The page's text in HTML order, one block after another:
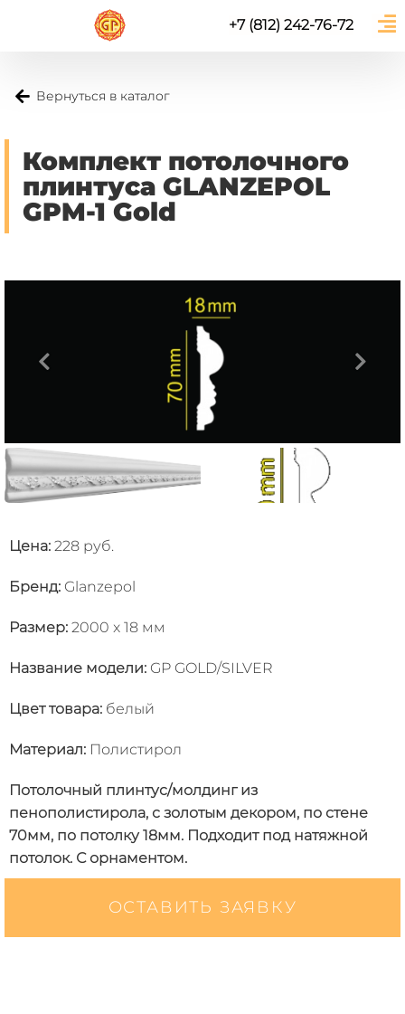
+7 (812) 242-76-72
Вернуться в каталог
Комплект потолочного
плинтуса GLANZEPOL
GPM-1 Gold
Цена: 228 руб.
Бренд: Glanzepol
Размер: 2000 x 18 мм
Название модели: GP GOLD/SILVER
Цвет товара: белый
Материал: Полистирол
Потолочный плинтус/молдинг из
пенополистирола, с золотым декором, по стене
70мм, по потолку 18мм. Подходит под натяжной
потолок. С орнаментом.
ОСТАВИТЬ ЗАЯВКУ